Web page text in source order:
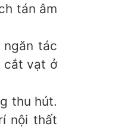
tán âm
ngăn tác
cắt vạt ở
thu hút.
nội thất